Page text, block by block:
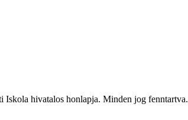
hivatalos honlapja. Minden jog fenntartva.